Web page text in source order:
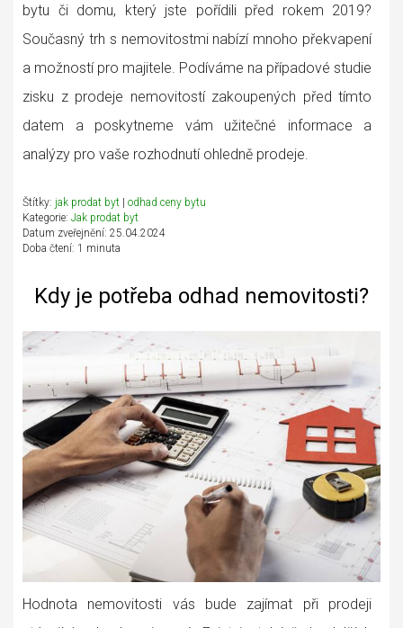
bytu či domu, který jste pořídili před rokem 2019?
Současný trh s nemovitostmi nabízí mnoho překvapení
a možností pro majitele. Podíváme na případové studie
zisku z prodeje nemovitostí zakoupených před tímto
datem a poskytneme vám užitečné informace a
analýzy pro vaše rozhodnutí ohledně prodeje.
Štítky: jak prodat byt
odhad ceny bytu
Kategorie: Jak prodat byt
Datum zveřejnění: 25.04.2024
Doba čtení: 1 minuta
Kdy je potřeba odhad nemovitosti?
Hodnota nemovitosti vás bude zajímat při prodeji